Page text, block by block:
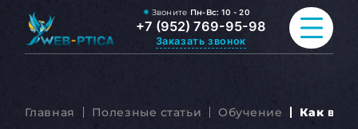
Звоните Пн-Вс: 10 - 20
+7 (952) 769-95-98
Заказать звонок
Главная Полезные статьи Обучение Как